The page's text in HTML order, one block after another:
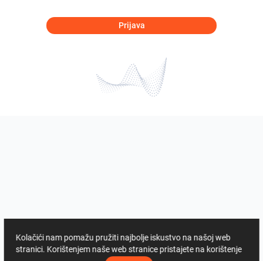
Prijava
Kolačići nam pomažu pružiti najbolje iskustvo na našoj web
stranici. Korištenjem naše web stranice pristajete na korištenje